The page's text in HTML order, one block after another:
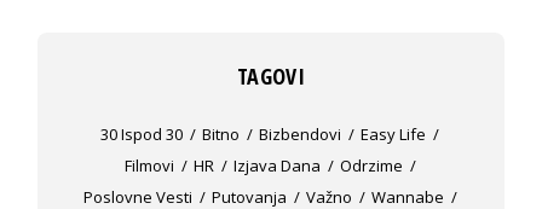
TAGOVI
30 Ispod 30 Bitno Bizbendovi
Easy Life
Filmovi
HR Izjava Dana
Odrzime
Poslovne Vesti
Putovanja Važno
Wannabe